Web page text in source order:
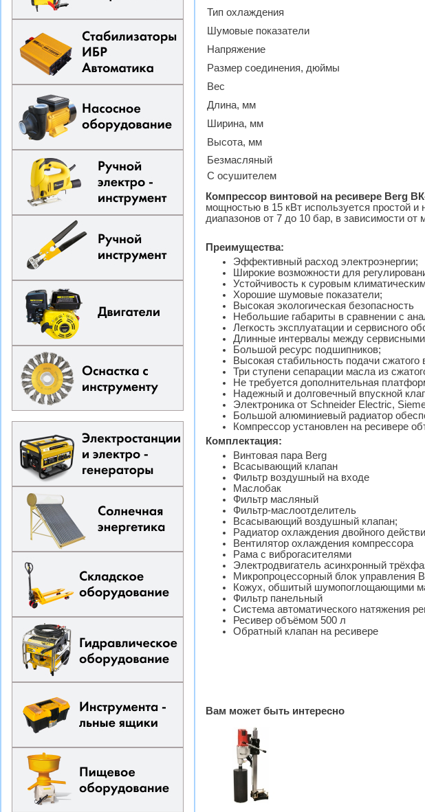
Тип охлаждения
Шумовые показатели
Напряжение
Размер соединения, дюймы
Вес
Длина, мм
Ширина, мм
Высота, мм
Безмасляный
С осушителем
Компрессор винтовой на ресивере Berg
мощностью в 15 кВт используется простой
диапазонов от 7 до 10 бар, в зависимости
Преимущества:
Эффективный расход электроэнергии;
Широкие возможности для
Устойчивость к суровым
Хорошие шумовые показатели;
Высокая экологическая безопасность
Небольшие габариты в сравнении с
Легкость эксплуатации и сервисного
Длинные интервалы между
Большой ресурс подшипников;
Высокая стабильность подачи сжатого
Три ступени сепарации масла из
Не требуется дополнительная
Надежный и долговечный впускной
Электроника от Schneider Electric,
Большой алюминиевый радиатор
Компрессор установлен на ресивере
Комплектация:
Винтовая пара Berg
Всасывающий клапан
Фильтр воздушный на входе
Маслобак
Фильтр масляный
Фильтр-маслоотделитель
Всасывающий воздушный клапан;
Радиатор охлаждения двойного
Вентилятор охлаждения компрессора
Рама с виброгасителями
Электродвигатель асинхронный
Микропроцессорный блок управления
Кожух, обшитый шумопоглощающими
Фильтр панельный
Система автоматического натяжения
Ресивер объёмом 500 л
Обратный клапан на ресивере
Вам может быть интересно